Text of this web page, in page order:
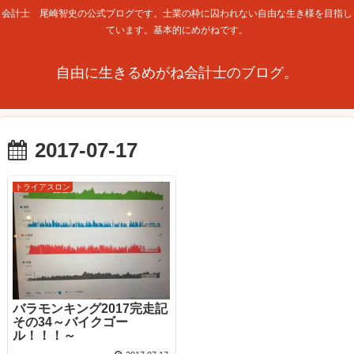
会計士 尾崎智史の公式ブログです。士業の枠に囚われない自由な生き様を目指し
ています。基本的にめがねです。
自由に生きるめがね会計士のブログ。
2017-07-17
トライアスロン
バラモンキング2017完走記
その34～バイクゴー
ル！！！～